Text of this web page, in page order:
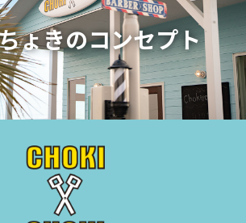
ょきのコンセプト